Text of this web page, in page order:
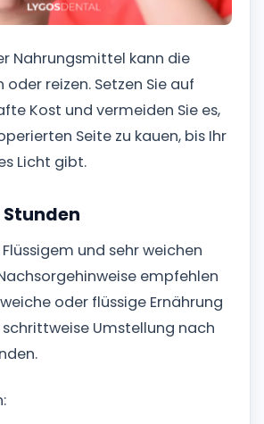
Nahrungsmittel kann die
oder reizen. Setzen Sie auf
Kost und vermeiden Sie es,
Seite zu kauen, bis Ihr
Licht gibt.
Stunden
und sehr weichen
empfehlen
oder flüssige Ernährung
Umstellung nach